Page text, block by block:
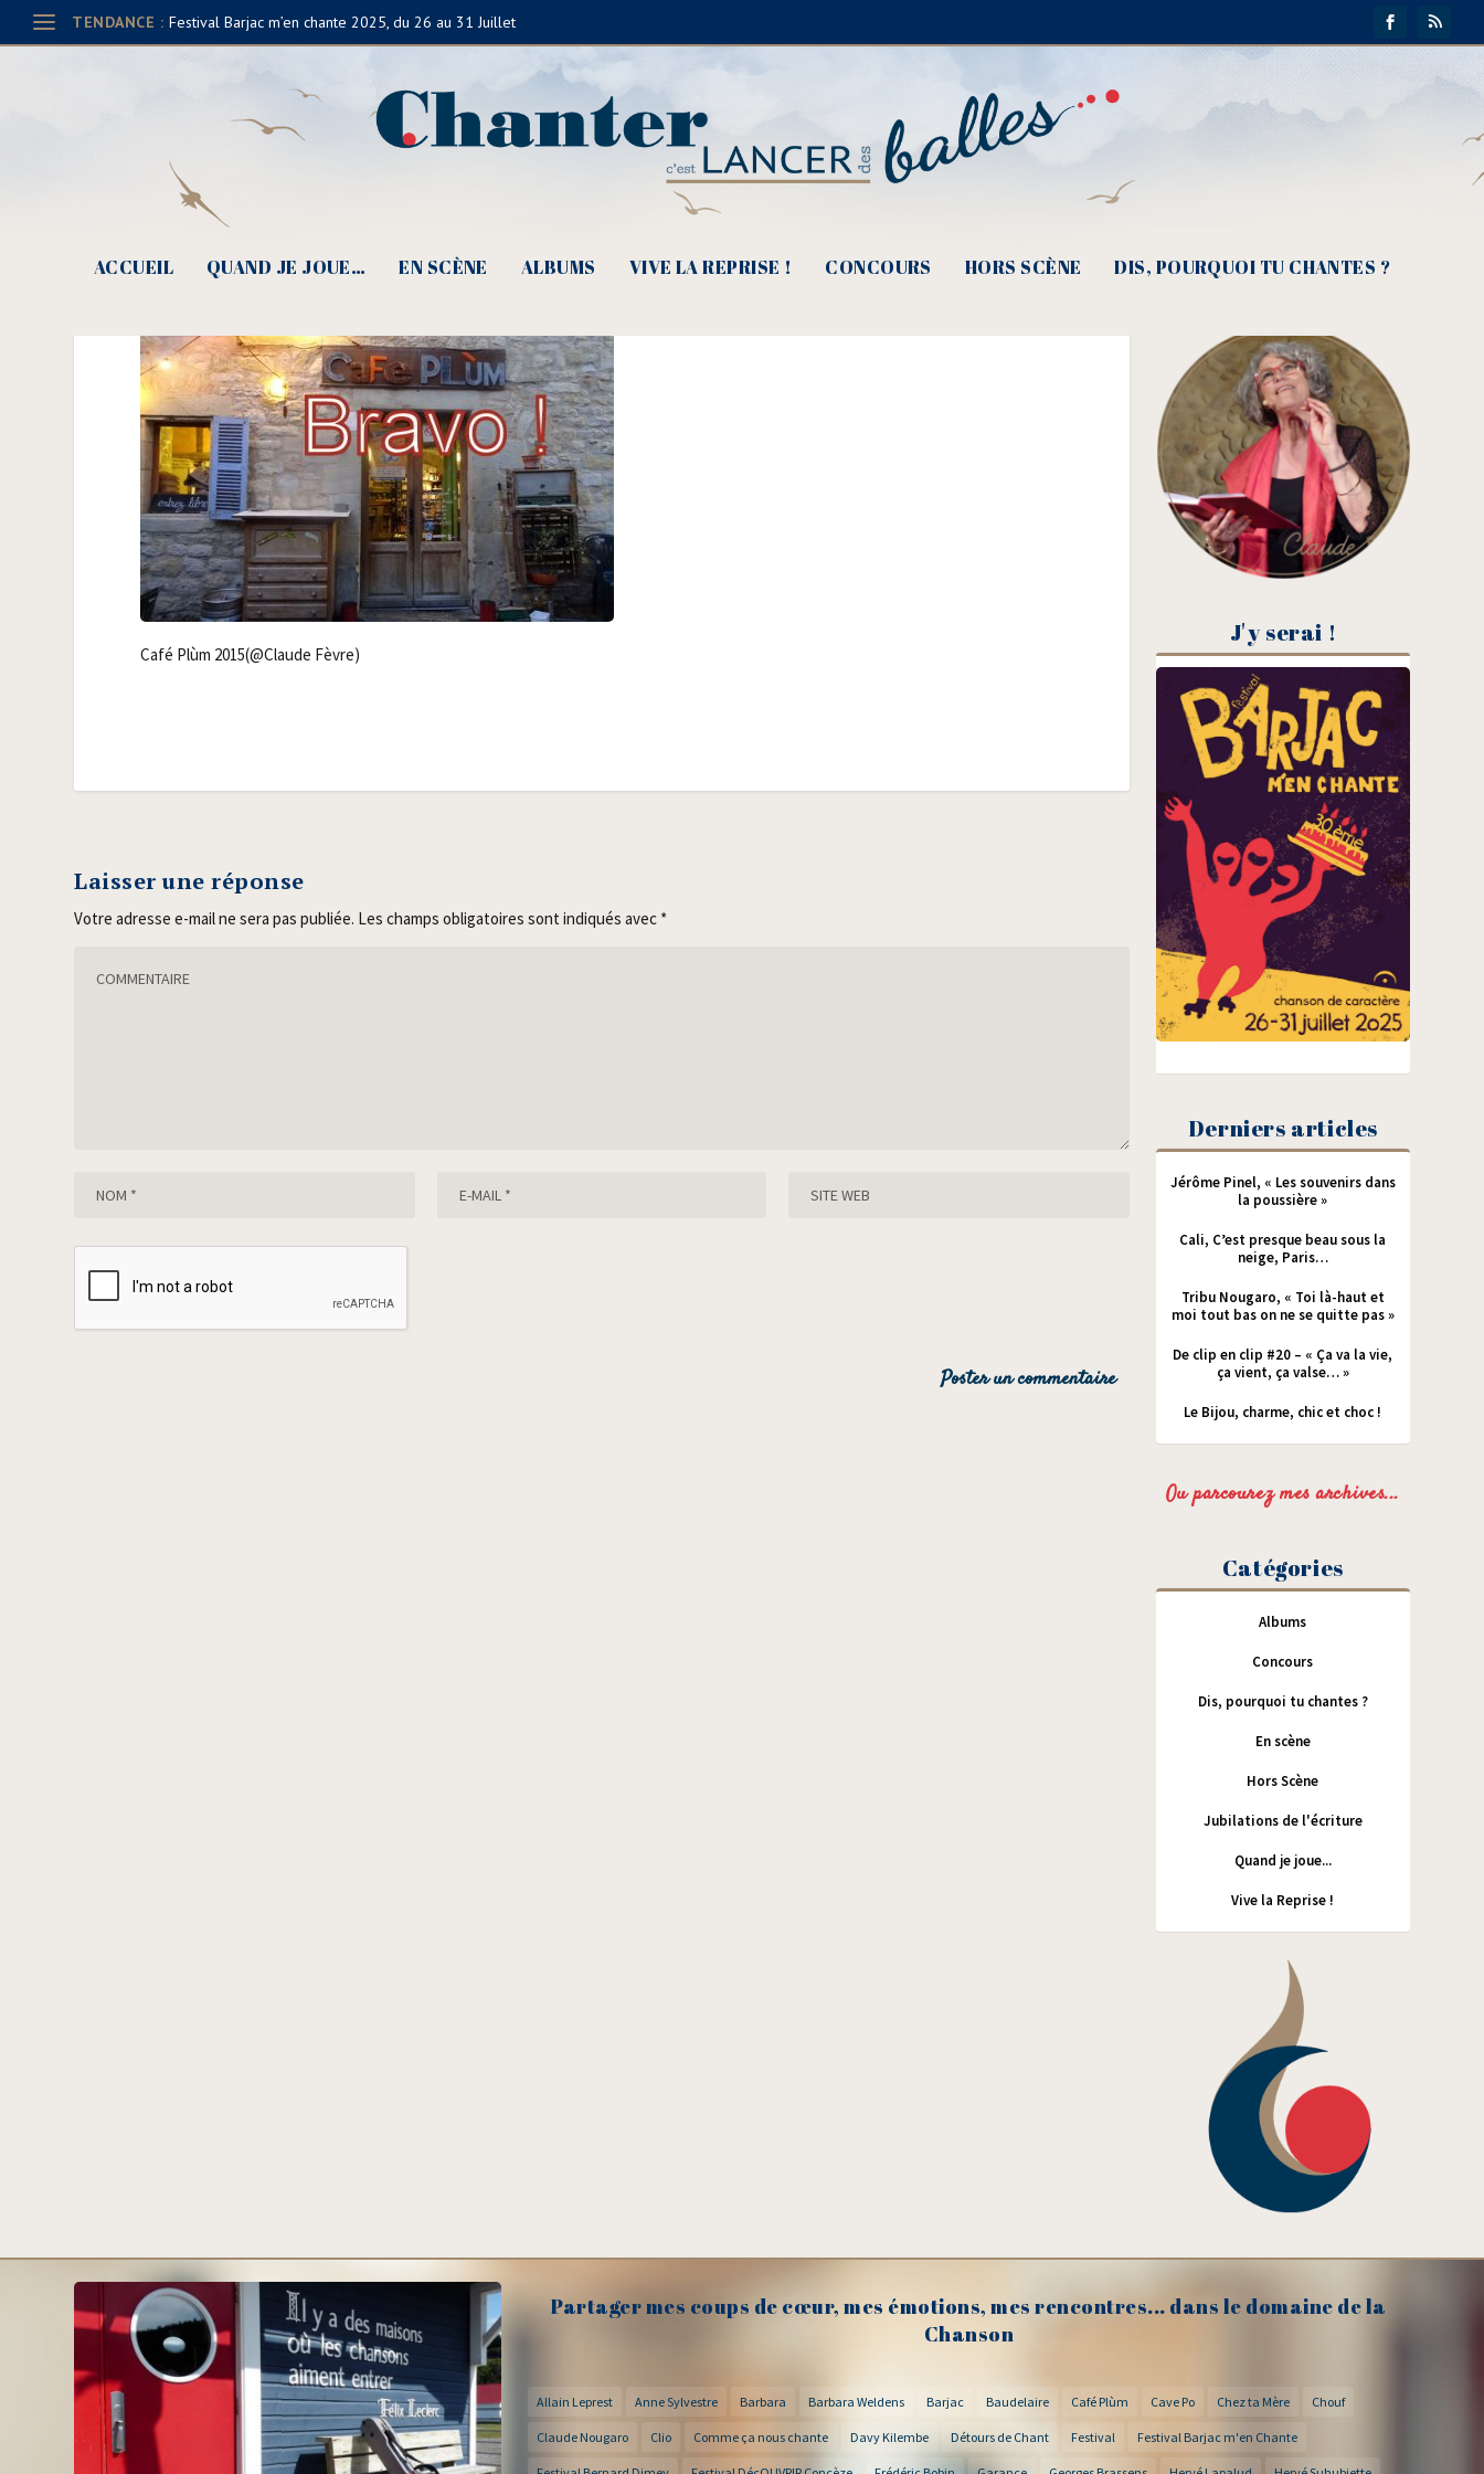
TENDANCE : Festival Barjac m’en chante 2025, du 26 au 31 Juillet
ACCUEIL QUAND JE JOUE… EN SCÈNE ALBUMS VIVE LA REPRISE ! CONCOURS HORS SCÈNE DIS, POURQUOI TU CHANTES ?
Café Plùm 2015(@Claude Fèvre)re
Café Plùm 2015(@Claude Fèvre)
Laisser une réponse
Votre adresse e-mail ne sera pas publiée. Les champs obligatoires sont indiqués avec *
J'y serai !
Derniers articles
Jérôme Pinel, « Les souvenirs dans
la poussière »
Cali, C’est presque beau sous la
neige, Paris…
Tribu Nougaro, « Toi là-haut et
moi tout bas on ne se quitte pas »
De clip en clip #20 – « Ça va la vie,
ça vient, ça valse… »
Le Bijou, charme, chic et choc !
Ou parcourez mes archives...
Catégories
Albums
Concours
Dis, pourquoi tu chantes ?
En scène
Hors Scène
Jubilations de l'écriture
Quand je joue...
Vive la Reprise !
Partager mes coups de cœur, mes émotions, mes rencontres... dans le domaine de la
Chanson
Allain Leprest Anne Sylvestre Barbara Barbara Weldens Barjac Baudelaire Café Plùm Cave Po Chez ta Mère Chouf
Claude Nougaro Clio Comme ça nous chante Davy Kilembe Détours de Chant Festival Festival Barjac m'en Chante